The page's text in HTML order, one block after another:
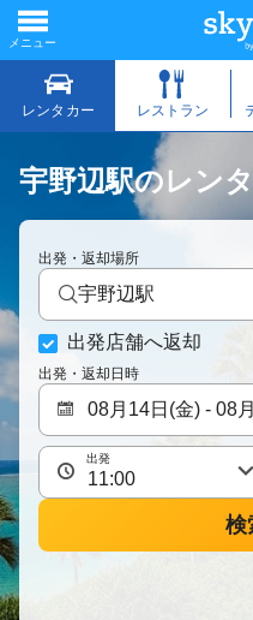
宇野辺駅のレン
出発・返却場所
宇野辺駅
出発店舗へ返却
出発・返却日時
出発
検